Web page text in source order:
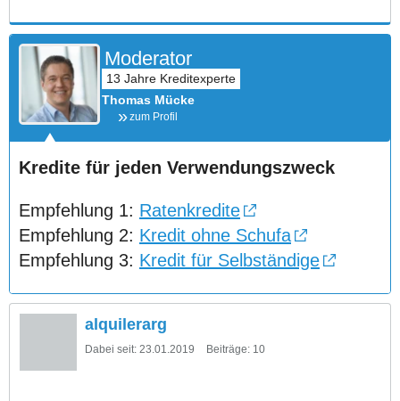
Moderator
Thomas Mücke
zum Profil
Kredite für jeden Verwendungszweck
Empfehlung 1: Ratenkredite
Empfehlung 2: Kredit ohne Schufa
Empfehlung 3: Kredit für Selbständige
alquilerarg
Dabei seit: 23.01.2019 Beiträge: 10